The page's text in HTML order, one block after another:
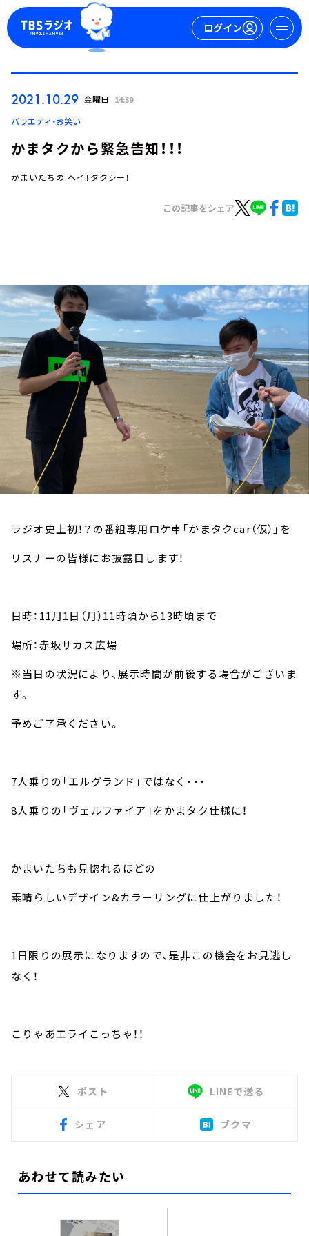
ログイン
ログイン
トピックス
TBS Podcast
お知らせ
イベント・グッズ
YouTube
会社情報
2021.10.29 金曜日 14:39
バラエティ・お笑い
かまタクから緊急告知！！！
かまいたちの ヘイ！タクシー！
この記事をシェア
ラジオ史上初！？の番組専用ロケ車「かまタクcar（仮）」を
リスナーの皆様にお披露目します！
日時：11月1日（月）11時頃から13時頃まで
場所：赤坂サカス広場
※当日の状況により、展示時間が前後する場合がございま
す。
予めご了承ください。
7人乗りの「エルグランド」ではなく・・・
8人乗りの「ヴェルファイア」をかまタク仕様に！
かまいたちも見惚れるほどの
素晴らしいデザイン&カラーリングに仕上がりました！
1日限りの展示になりますので、是非この機会をお見逃し
なく！
こりゃあエライこっちゃ！！
ポスト LINEで送る
シェア ブクマ
あわせて読みたい